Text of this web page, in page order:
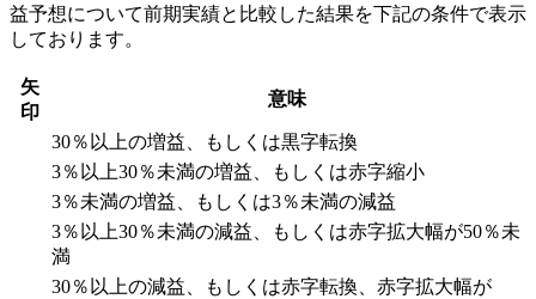
益予想について前期実績と比較した結果を下記の条件で表示
しております。
矢
印
意味
30％以上の増益、もしくは黒字転換
3％以上30％未満の増益、もしくは赤字縮小
3％未満の増益、もしくは3％未満の減益
3％以上30％未満の減益、もしくは赤字拡大幅が50％未
満
30％以上の減益、もしくは赤字転換、赤字拡大幅が